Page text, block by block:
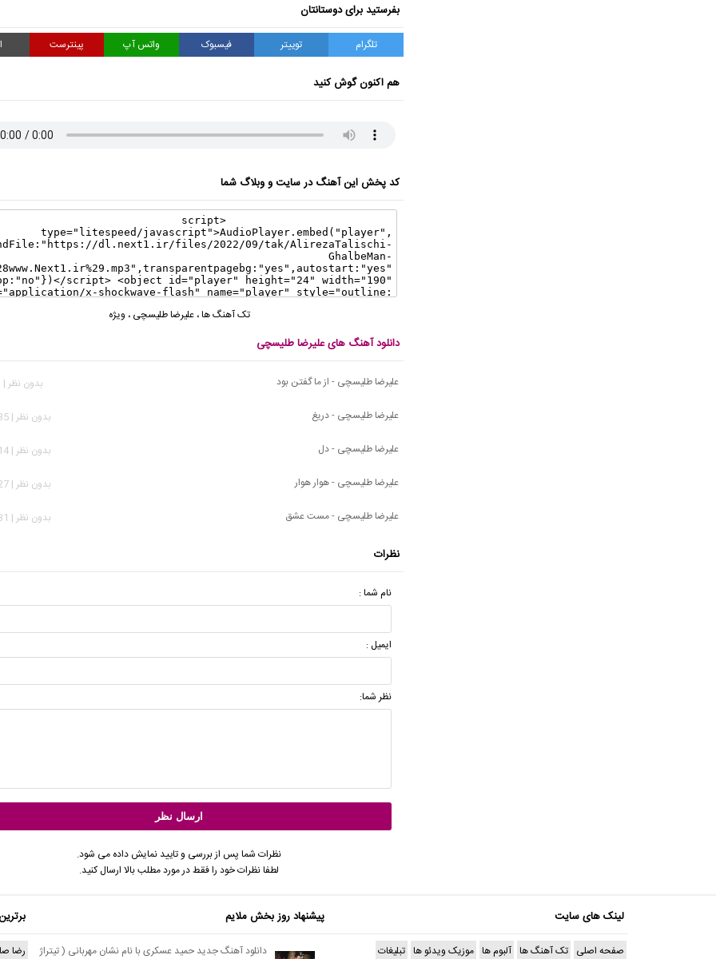
بفرستید برای دوستانتان
تلگرام توییتر فیسبوک واتس آپ پینترست
هم اکنون گوش کنید
کد پخش این آهنگ در سایت و وبلاگ شما
تک آهنگ ها،علیرضا طلیسچی ، ویژه
دانلود آهنگ های علیرضا طلیسچی
علیرضا طلیسچی - از ما گفتن بود
بدون نظر | 481 بازدید
علیرضا طلیسچی - دریغ
بدون نظر | 1,335 بازدید
علیرضا طلیسچی - دل
بدون نظر | 4,114 بازدید
علیرضا طلیسچی - هوار هوار
بدون نظر | 4,927 بازدید
علیرضا طلیسچی - مست عشق
بدون نظر | 3,831 بازدید
نظرات
نام شما :
ایمیل :
نظر شما:
نظرات شما پس از بررسی و تایید نمایش داده می شود.
لطفا نظرات خود را فقط در مورد مطلب بالا ارسال کنید.
لینک های سایت
صفحه اصلی تک آهنگ ها آلبوم ها موزیک ویدئو ها تبلیغات
پیشنهاد روز بخش ملایم
دانلود آهنگ جدید حمید عسکری با نام نشان مهربانی ( تیتراژ
رضا